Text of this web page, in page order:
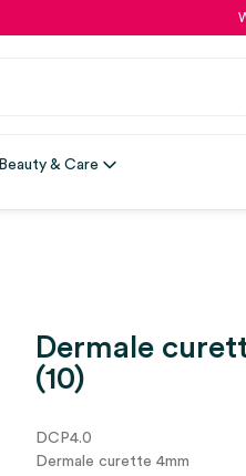
Beauty & Care
Dermale
(10)
DCP4.0
Dermale curette 4mm